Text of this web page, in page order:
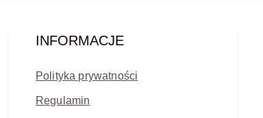
INFORMACJE
Polityka prywatności
Regulamin